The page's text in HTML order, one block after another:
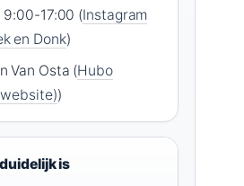
17:00 (Instagram
en Donk)
Van Osta (Hubo
)
is